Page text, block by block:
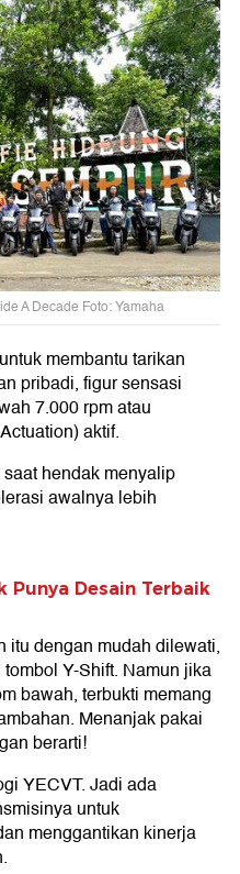
A Decade Foto: Yamaha
membantu tarikan
pribadi, figur sensasi
7.000 rpm atau
aktif.
hendak menyalip
awalnya lebih
Punya Desain Terbaik
itu dengan mudah dilewati,
Y-Shift. Namun jika
bawah, terbukti memang
Menanjak pakai
berarti!
YECVT. Jadi ada
untuk
menggantikan kinerja